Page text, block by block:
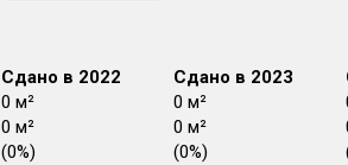
Сдано в 2022
0 м²
0 м²
(0%)
Сдано в 2023
0 м²
0 м²
(0%)